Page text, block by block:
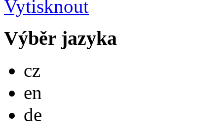
Výběr jazyka
cz
en
de